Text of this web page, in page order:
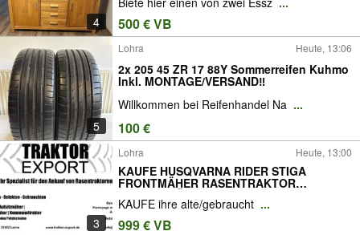
4 500 € VB
5
Lohra Heute, 13:06
2x 205 45 ZR 17 88Y Sommerreifen Kuhmo
Inkl. MONTAGE/VERSAND‼️
Willkommen bei Reifenhandel Na ...
100 €
3
Lohra Heute, 13:00
KAUFE HUSQVARNA RIDER STIGA
FRONTMÄHER RASENTRAKTOR
AUFSITZMÄHER
KAUFE ihre alte/gebraucht ...
999 € VB